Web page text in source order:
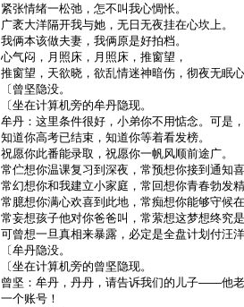
紧张情绪一松弛，怎不叫我心惆怅。
广袤大洋隔开我与她，无日无夜挂在心坎上。
我俩本该做夫妻，我俩原是好拍档。
心气闷，月照床，月照床，推窗望，
推窗望，天欲晓，欲乱情迷神暗伤，彻夜无眠
〔曾坚隐没。
〔坐在计算机旁的牟丹隐现。
牟丹：这里条件很好，小弟你不用惦念。可
知道你高考已结束，知道你等着看发榜。
祝愿你此番能录取，祝愿你一帆风顺前途广。
常伫想你温课复习到深夜，常预想你接到通知
常幻想你和我建立小家庭，常回想你青春勃发
常臆想你满心欢喜到此地，常痴想你能够守候
常妄想孩子他对你爸爸叫，常萦想这梦想终究
可曾想一旦真相来暴露，必定是全盘计划付汪
〔牟丹隐没。
〔坐在计算机旁的曾坚隐现。
曾坚：牟丹，丹丹，请告诉我们的儿子——他
一个账号！